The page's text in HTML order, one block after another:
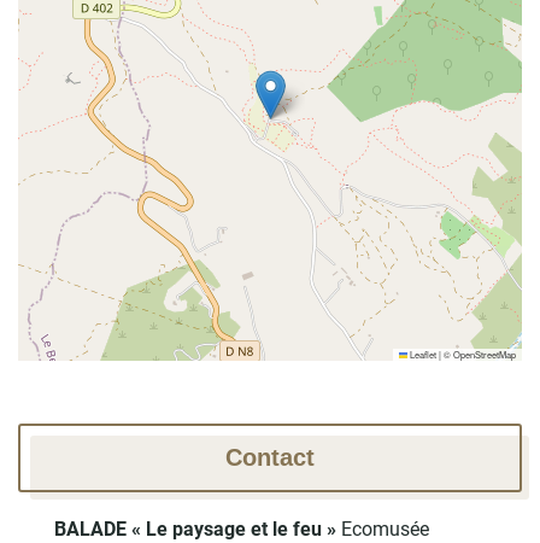
Leaflet|©OpenStreetMap
Contact
BALADE « Le paysage et le feu » Ecomusée